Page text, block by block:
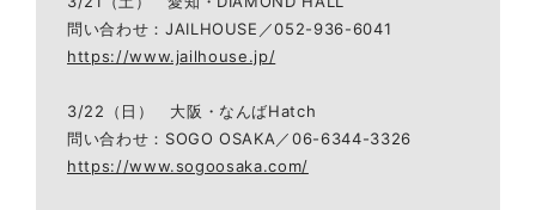
問い合わせ：JAILHOUSE／052-936-6041
https://www.jailhouse.jp/
3/22（日） 大阪・なんばHatch
問い合わせ：SOGO OSAKA／06-6344-3326
https://www.sogoosaka.com/